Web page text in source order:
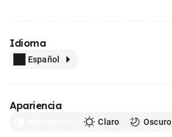
Idioma
Español
Apariencia
Claro Oscuro